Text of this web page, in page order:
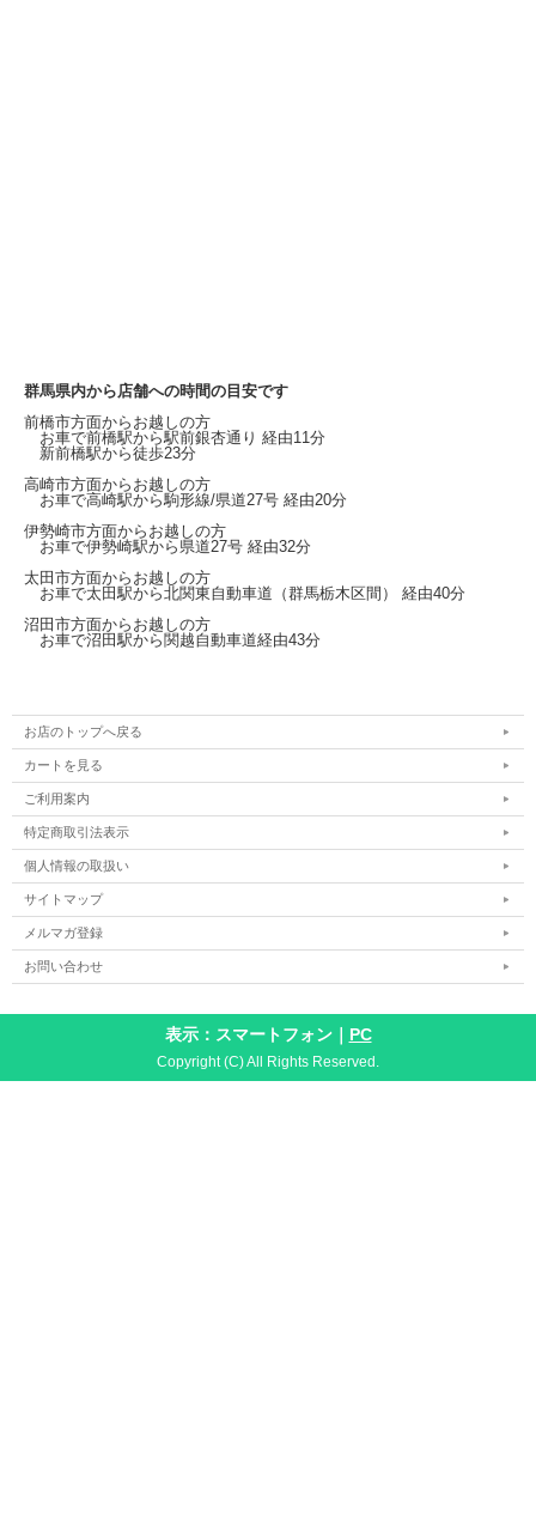
群馬県内から店舗への時間の目安です
前橋市方面からお越しの方
お車で前橋駅から駅前銀杏通り 経由11分
新前橋駅から徒歩23分
高崎市方面からお越しの方
お車で高崎駅から駒形線/県道27号 経由20分
伊勢崎市方面からお越しの方
お車で伊勢崎駅から 県道27号 経由32分
太田市方面からお越しの方
お車で太田駅から北関東自動車道（群馬栃木区間）
経由40分
沼田市方面からお越しの方
お車で沼田駅から関越自動車道経由43分
お店のトップへ戻る
カートを見る
ご利用案内
特定商取引法表示
個人情報の取扱い
サイトマップ
メルマガ登録
お問い合わせ
表示：スマートフォン｜ PC
Copyright (C) All Rights Reserved.